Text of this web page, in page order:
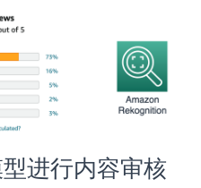
进行内容审核